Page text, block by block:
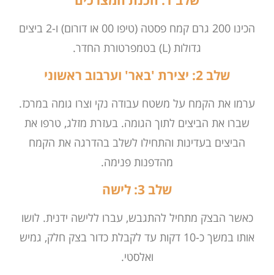
הכינו 200 גרם קמח פסטה (טיפו 00 או דורום) ו-2 ביצים
גדולות (L) בטמפרטורת החדר.
שלב 2: יצירת 'באר' וערבוב ראשוני
ערמו את הקמח על משטח עבודה נקי וצרו גומה במרכז.
שברו את הביצים לתוך הגומה. בעזרת מזלג, טרפו את
הביצים בעדינות והתחילו לשלב בהדרגה את הקמח
מהדפנות פנימה.
שלב 3: לישה
כאשר הבצק מתחיל להתגבש, עברו ללישה ידנית. לושו
אותו במשך כ-10 דקות עד לקבלת כדור בצק חלק, גמיש
ואלסטי.